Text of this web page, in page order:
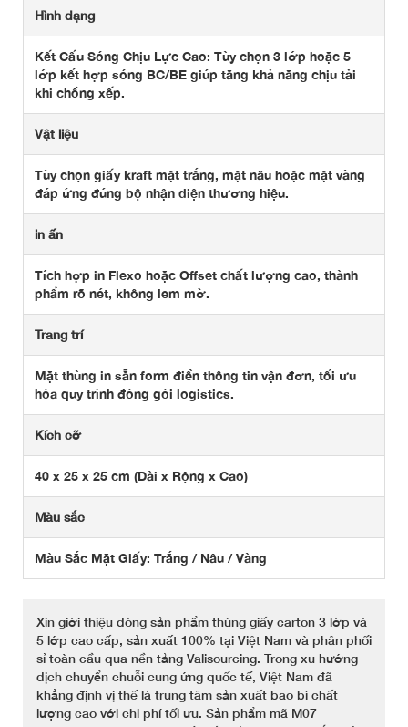
Hình dạng
Kết Cấu Sóng Chịu Lực Cao: Tùy chọn 3 lớp hoặc 5
lớp kết hợp sóng BC/BE giúp tăng khả năng chịu tải
khi chồng xếp.
Vật liệu
Tùy chọn giấy kraft mặt trắng, mặt nâu hoặc mặt vàng
đáp ứng đúng bộ nhận diện thương hiệu.
in ấn
Tích hợp in Flexo hoặc Offset chất lượng cao, thành
phẩm rõ nét, không lem mờ.
Trang trí
Mặt thùng in sẵn form điền thông tin vận đơn, tối ưu
hóa quy trình đóng gói logistics.
Kích cỡ
40 x 25 x 25 cm (Dài x Rộng x Cao)
Màu sắc
Màu Sắc Mặt Giấy: Trắng / Nâu / Vàng
Xin giới thiệu dòng sản phẩm thùng giấy carton 3 lớp và
5 lớp cao cấp, sản xuất 100% tại Việt Nam và phân phối
sỉ toàn cầu qua nền tảng Valisourcing. Trong xu hướng
dịch chuyển chuỗi cung ứng quốc tế, Việt Nam đã
khẳng định vị thế là trung tâm sản xuất bao bì chất
lượng cao với chi phí tối ưu. Sản phẩm mã M07